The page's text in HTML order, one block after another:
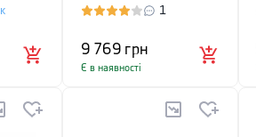
CLASSIC IKON CREME,
картонній упаковці
1
9 769 грн
Є в наявності